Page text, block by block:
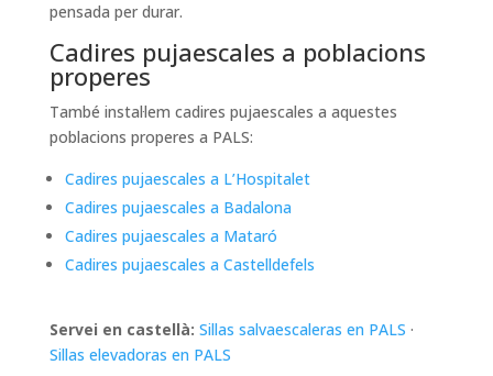
pensada per durar.
Cadires pujaescales a poblacions
properes
També instal·lem cadires pujaescales a aquestes
poblacions properes a PALS:
Cadires pujaescales a L’Hospitalet
Cadires pujaescales a Badalona
Cadires pujaescales a Mataró
Cadires pujaescales a Castelldefels
Servei en castellà: Sillas salvaescaleras en PALS ·
Sillas elevadoras en PALS